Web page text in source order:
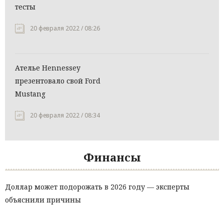
тесты
20 февраля 2022 / 08:26
Ателье Hennessey
презентовало свой Ford
Mustang
20 февраля 2022 / 08:34
Финансы
Доллар может подорожать в 2026 году — эксперты
объяснили причины